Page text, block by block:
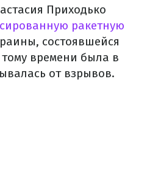
Приходько
ракетную
состоявшейся
времени была в
от взрывов.